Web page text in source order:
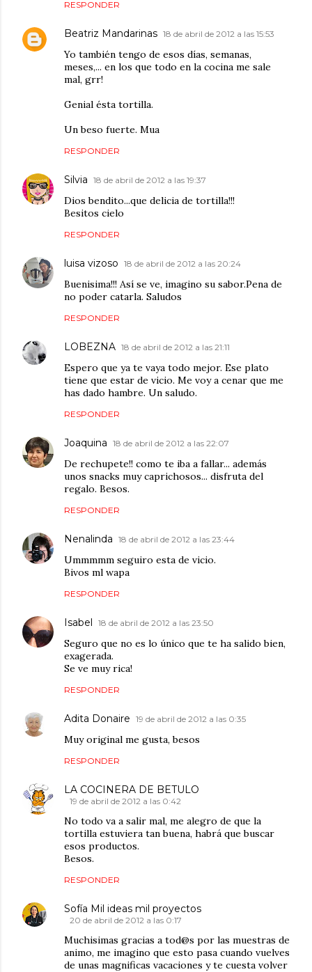
RESPONDER
Beatriz Mandarinas 18 de abril de 2012 a las 15:53
Yo también tengo de esos días, semanas,
meses,... en los que todo en la cocina me sale
mal, grr!
Genial ésta tortilla.
Un beso fuerte. Mua
RESPONDER
Silvia 18 de abril de 2012 a las 19:37
Dios bendito...que delicia de tortilla!!!
Besitos cielo
RESPONDER
luisa vizoso 18 de abril de 2012 a las 20:24
Buenisima!!! Así se ve, imagino su sabor.Pena de
no poder catarla. Saludos
RESPONDER
LOBEZNA 18 de abril de 2012 a las 21:11
Espero que ya te vaya todo mejor. Ese plato
tiene que estar de vicio. Me voy a cenar que me
has dado hambre. Un saludo.
RESPONDER
Joaquina 18 de abril de 2012 a las 22:07
De rechupete!! como te iba a fallar... además
unos snacks muy caprichosos... disfruta del
regalo. Besos.
RESPONDER
Nenalinda 18 de abril de 2012 a las 23:44
Ummmmm seguiro esta de vicio.
Bivos ml wapa
RESPONDER
Isabel 18 de abril de 2012 a las 23:50
Seguro que no es lo único que te ha salido bien,
exagerada.
Se ve muy rica!
RESPONDER
Adita Donaire 19 de abril de 2012 a las 0:35
Muy original me gusta, besos
RESPONDER
LA COCINERA DE BETULO
19 de abril de 2012 a las 0:42
No todo va a salir mal, me alegro de que la
tortilla estuviera tan buena, habrá que buscar
esos productos.
Besos.
RESPONDER
Sofía Mil ideas mil proyectos
20 de abril de 2012 a las 0:17
Muchisimas gracias a tod@s por las muestras de
animo, me imagino que esto pasa cuando vuelves
de unas magnificas vacaciones y te cuesta volver